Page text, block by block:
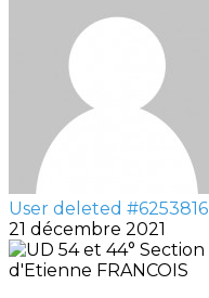
User deleted #6253816
21 décembre 2021